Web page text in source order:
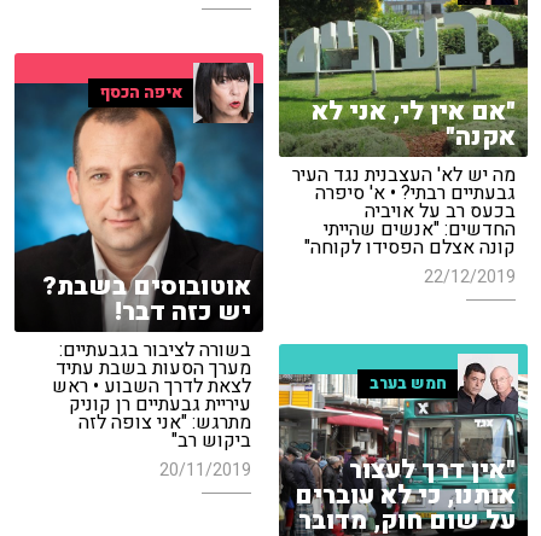
"אם אין לי, אני לא
אקנה"
מה יש לא' העצבנית נגד העיר
גבעתיים רבתי? • א' סיפרה
בכעס רב על אויביה
החדשים: "אנשים שהייתי
קונה אצלם הפסידו לקוחה"
22/12/2019
איפה הכסף
אוטובוסים בשבת?
יש כזה דבר!
בשורה לציבור בגבעתיים:
מערך הסעות בשבת עתיד
לצאת לדרך השבוע • ראש
עיריית גבעתיים רן קוניק
מתרגש: "אני צופה לזה
ביקוש רב"
20/11/2019
חמש בערב
"אין דרך לעצור
אותנו, כי לא עוברים
על שום חוק, מדובר